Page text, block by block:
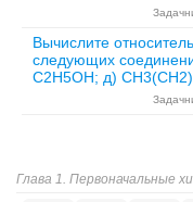
Вычислите
следующих
C2H5OH; д)
Глава 1. Первоначальные